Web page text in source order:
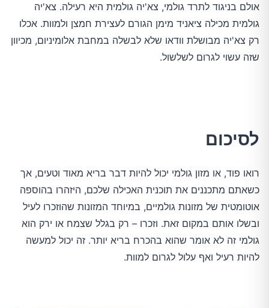
אולם בניגוד לתרד גולמי, צא'יה גולמית היא רעילה. צא'יה
גולמית מכילה ציאניד מימן הגורם לעצירת חמצן ולמוות. אכלו
רק צא'יה מבושלת וודאו שלא לבשלה במחבת אלומיניום, מכיוון
שזה עשוי לגרום לשלשול.
לסיכום
רואו פוד, או מזון גולמי יכול להיות דבר בריא מאוד וטעים, אך
כשאתם מתכננים את תוכנית האכילה שלכם, היזהרו בהוספה
אוטומטית של מזונות גולמיים, במיוחד המזונות שהוזכרו לעיל
ובשלו אותם במקום זאת. וזכרו – רק בגלל שצמח או ירק הוא
גולמי זה לא אומר שהוא בהכרח בריא יותר. זה יכול למעשה
להיות רעיל ואף עלול לגרום למוות.